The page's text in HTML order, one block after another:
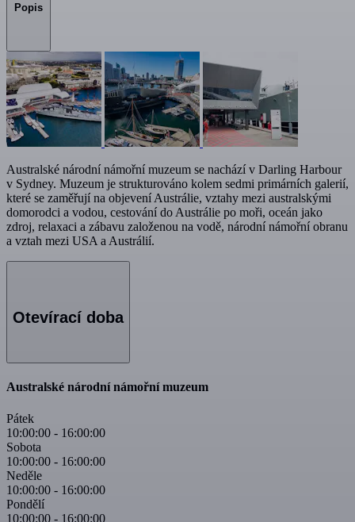
Popis
Australské národní námořní muzeum se nachází v Darling Harbour
v Sydney. Muzeum je strukturováno kolem sedmi primárních galerií,
které se zaměřují na objevení Austrálie, vztahy mezi australskými
domorodci a vodou, cestování do Austrálie po moři, oceán jako
zdroj, relaxaci a zábavu založenou na vodě, národní námořní obranu
a vztah mezi USA a Austrálií.
Otevírací doba
Australské národní námořní muzeum
Pátek
10:00:00 - 16:00:00
Sobota
10:00:00 - 16:00:00
Neděle
10:00:00 - 16:00:00
Pondělí
10:00:00 - 16:00:00